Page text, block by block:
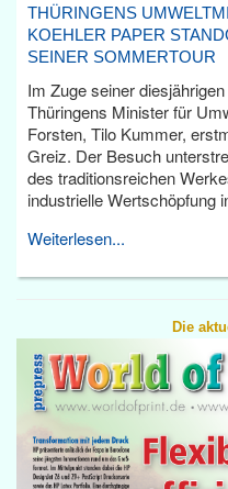
THÜRINGENS
KOEHLER PAPER
SEINER SOMMERTOUR
Im Zuge seiner
Thüringens Minister für
Forsten, Tilo Kummer,
Greiz. Der Besuch
des traditionsreichen
industrielle Wertschöpfung
Weiterlesen...
Die